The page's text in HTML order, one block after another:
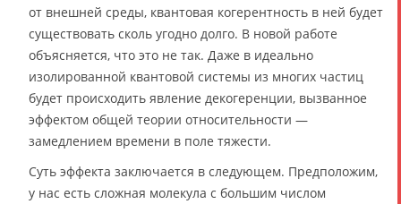
от внешней среды, квантовая когерентность в ней будет
существовать сколь угодно долго. В новой работе
объясняется, что это не так. Даже в идеально
изолированной квантовой системы из многих частиц
будет происходить явление декогеренции, вызванное
эффектом общей теории относительности —
замедлением времени в поле тяжести.
Суть эффекта заключается в следующем. Предположим,
у нас есть сложная молекула с большим числом